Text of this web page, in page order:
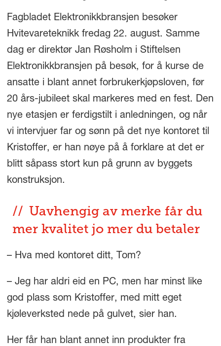
Fagbladet Elektronikkbransjen besøker
Hvitevareteknikk fredag 22. august. Samme
dag er direktør Jan Røsholm i Stiftelsen
Elektronikkbransjen på besøk, for å kurse de
ansatte i blant annet forbrukerkjøpsloven, før
20 års-jubileet skal markeres med en fest. Den
nye etasjen er ferdigstilt i anledningen, og når
vi intervjuer far og sønn på det nye kontoret til
Kristoffer, er han nøye på å forklare at det er
blitt såpass stort kun på grunn av byggets
konstruksjon.
Uavhengig av merke får du
mer kvalitet jo mer du betaler
– Hva med kontoret ditt, Tom?
– Jeg har aldri eid en PC, men har minst like
god plass som Kristoffer, med mitt eget
kjøleverksted nede på gulvet, sier han.
Her får han blant annet inn produkter fra